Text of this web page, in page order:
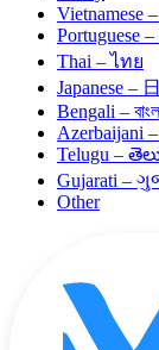
Vietnamese
Portuguese
Thai – ไทย
Japanese –
Bengali –
Azerbaijani
Telugu –
Gujarati –
Other